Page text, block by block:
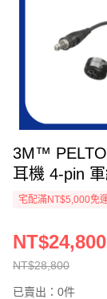
3M™
耳機 4-pin
宅配滿NT$5,000免
NT$28,800
NT$24,800
已賣出：0件